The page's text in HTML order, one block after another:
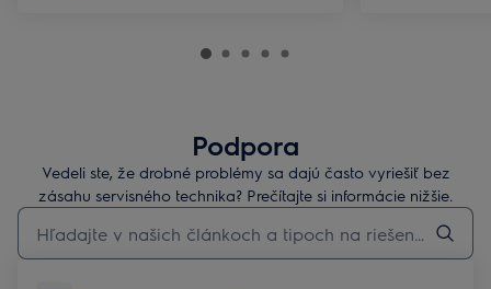
Podpora
Vedeli ste, že drobné problémy sa dajú často vyriešiť bez
zásahu servisného technika? Prečítajte si informácie nižšie.
Pre vyhľadávanie v článkoch technickej podpory začnite písať